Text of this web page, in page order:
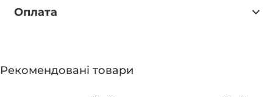
Оплата
Рекомендовані товари